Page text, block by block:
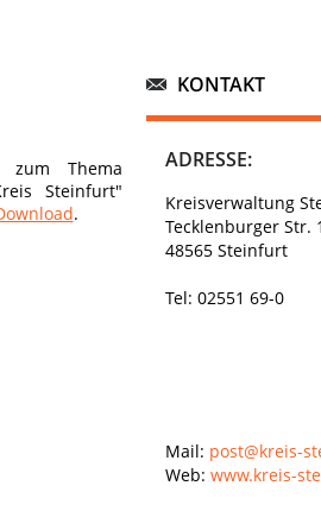
zum Thema
Steinfurt"
.
KONTAKT
ADRESSE:
Kreisverwaltung
Tecklenburger Str.
48565 Steinfurt
Tel: 02551 69-0
Mail: post@kreis-
Web: www.kreis-